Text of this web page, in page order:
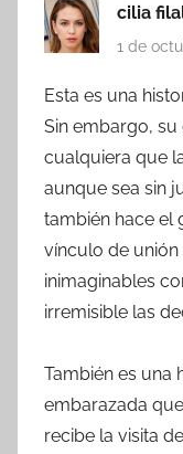
cilia
1 de
Esta es una
Sin embargo,
cualquiera que
aunque sea sin
también hace el
vínculo de unión
inimaginables
irremisible las
También es una
embarazada
recibe la visita